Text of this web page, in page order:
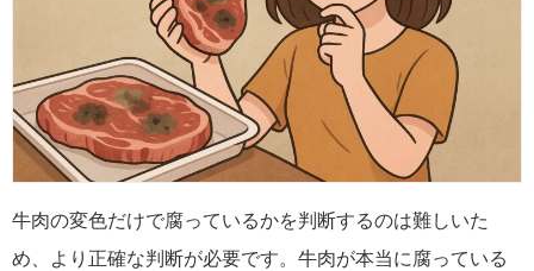
牛肉の変色だけで腐っているかを判断するのは難しいた
め、より正確な判断が必要です。牛肉が本当に腐っている